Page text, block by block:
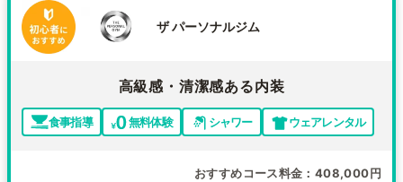
ザ パーソナルジム
高級感・清潔感ある内装
食事指導 無料体験 シャワー ウェアレンタル
おすすめコース料金 408,000円